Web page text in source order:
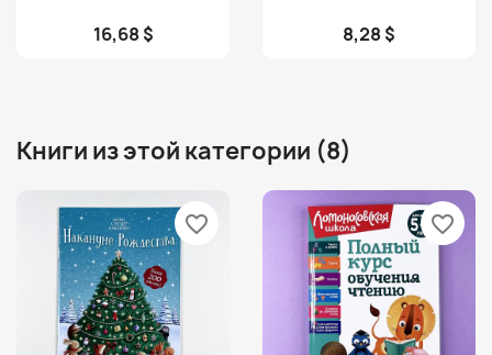
16,68 $ 8,28 $
Книги из этой категории (8)
favorite_border favorite_border